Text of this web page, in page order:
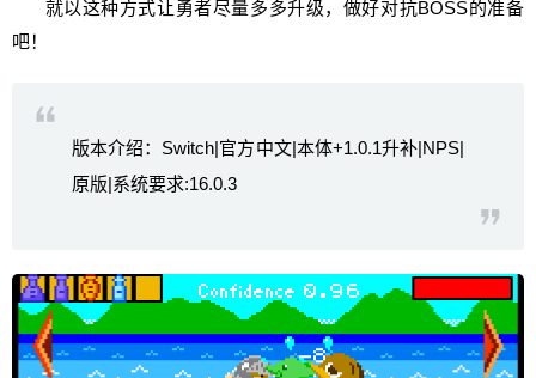
就以这种方式让勇者尽量多多升级，做好对抗BOSS的准备
吧！
版本介绍：Switch|官方中文|本体+1.0.1升补|NPS|
原版|系统要求:16.0.3